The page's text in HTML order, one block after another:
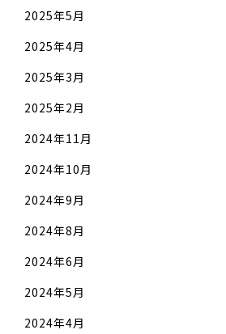
2025年5月
2025年4月
2025年3月
2025年2月
2024年11月
2024年10月
2024年9月
2024年8月
2024年6月
2024年5月
2024年4月